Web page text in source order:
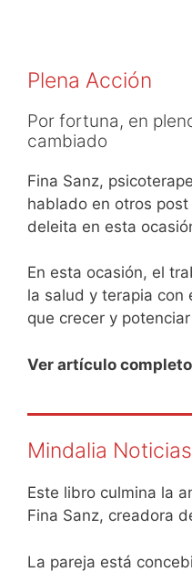
Plena Acción
Por fortuna, en
cambiado
Fina Sanz,
hablado en otros
deleita en esta
En esta ocasión, el
la salud y terapia con
que crecer y
Ver artículo completo
Mindalia Noticias
Este libro culmina la
Fina Sanz, creadora
La pareja está